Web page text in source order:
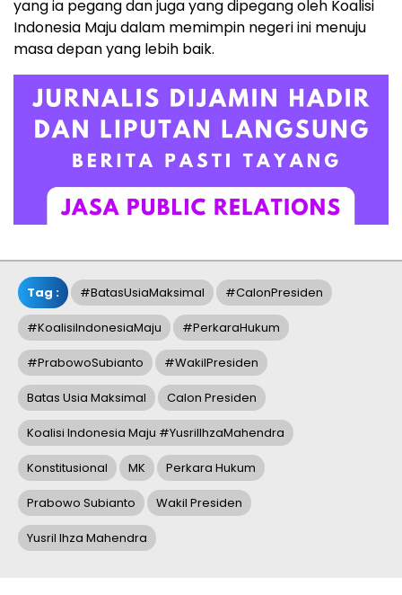
yang ia pegang dan juga yang dipegang oleh Koalisi
Indonesia Maju dalam memimpin negeri ini menuju
masa depan yang lebih baik.
Tag : #BatasUsiaMaksimal #CalonPresiden
#KoalisiIndonesiaMaju #PerkaraHukum
#PrabowoSubianto #WakilPresiden
Batas Usia Maksimal Calon Presiden
Koalisi Indonesia Maju #YusrilIhzaMahendra
Konstitusional MK Perkara Hukum
Prabowo Subianto Wakil Presiden
Yusril Ihza Mahendra